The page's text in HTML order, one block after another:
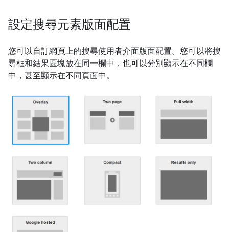
設定搜尋元素版面配置
您可以自訂網頁上的搜尋使用者介面版面配置。您可以將搜
尋框和結果區塊放在同一欄中，也可以分別顯示在不同欄
中，甚至顯示在不同頁面中。